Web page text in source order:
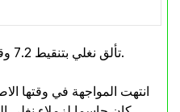
تألق نغلي بتنقيط 7.2 وقد كان أساسيا حتى الدقيقة 63.